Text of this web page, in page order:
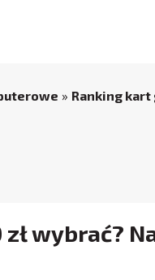
» Ranking
wybrać?